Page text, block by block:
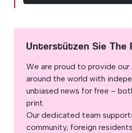
Unterstützen Sie The
We are proud to provide our
around the world with
unbiased news for free –
print.
Our dedicated team
community, foreign